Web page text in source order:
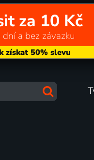
za 10 Kč
a bez závazku